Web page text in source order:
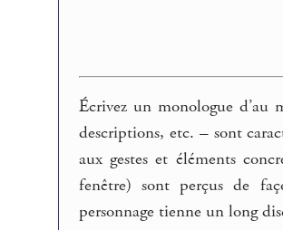
Écrivez un monologue d’au
descriptions, etc. – sont
aux gestes et éléments
fenêtre) sont perçus de
personnage tienne un long